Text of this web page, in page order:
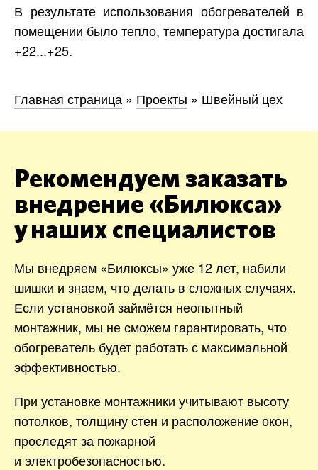
В результате использования обогревателей в
помещении было тепло, температура достигала
+22...+25.
Главная страница » Проекты » Швейный цех
Рекомендуем заказать
внедрение «Билюкса»
у наших специалистов
Мы внедряем «Билюксы» уже 12 лет, набили
шишки и знаем, что делать в сложных случаях.
Если установкой займётся неопытный
монтажник, мы не сможем гарантировать, что
обогреватель будет работать с максимальной
эффективностью.
При установке монтажники учитывают высоту
потолков, толщину стен и расположение окон,
проследят за пожарной
и электробезопасностью.